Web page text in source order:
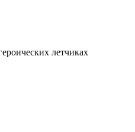
летчиках